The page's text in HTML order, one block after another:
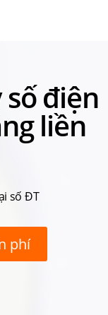
số điện
liền
số ĐT
phí